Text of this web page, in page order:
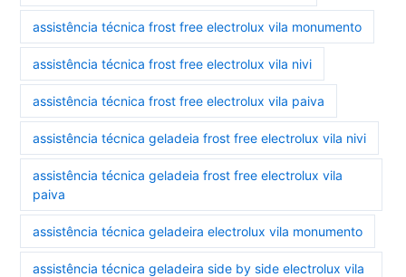
assistência técnica frost free electrolux vila monumento
assistência técnica frost free electrolux vila nivi
assistência técnica frost free electrolux vila paiva
assistência técnica geladeia frost free electrolux vila nivi
assistência técnica geladeia frost free electrolux vila
paiva
assistência técnica geladeira electrolux vila monumento
assistência técnica geladeira side by side electrolux vila